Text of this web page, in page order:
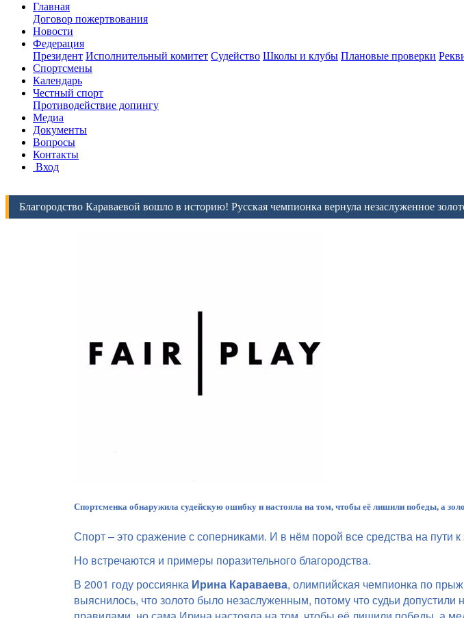
Главная
Договор пожертвования
Новости
Федерация
Президент Исполнительный комитет Судейство Школы и клубы Плановые проверки
Спортсмены
Календарь
Честный спорт
Противодействие допингу
Медиа
Документы
Вопросы
Контакты
Вход
Благородство Караваевой вошло в историю! Русская чемпионка вернула незаслуженное
Спортсменка обнаружила судейскую ошибку и настояла на том, чтобы её лишили победы, а
Спорт – это сражение с соперниками. И в нём порой все средства на пути
Но встречаются и примеры поразительного благородства.
В 2001 году россиянка Ирина Караваева, олимпийская чемпионка по
выяснилось, что золото было незаслуженным, потому что судьи